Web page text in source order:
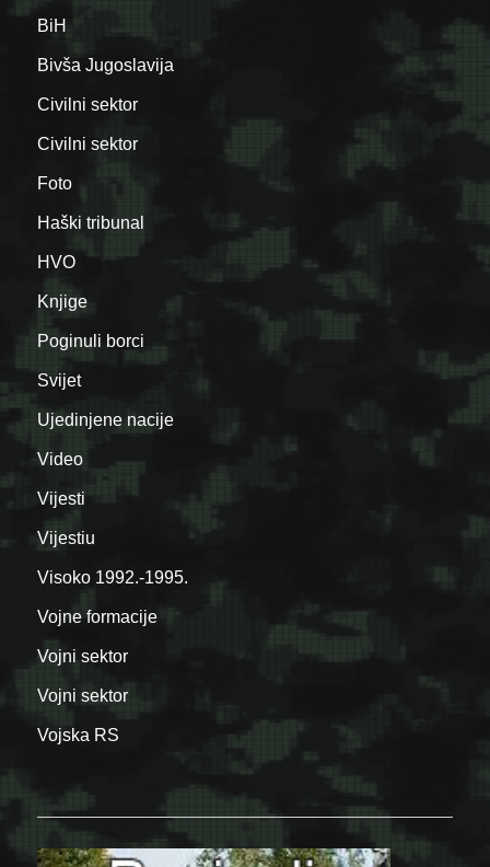
BiH
Bivša Jugoslavija
Civilni sektor
Civilni sektor
Foto
Haški tribunal
HVO
Knjige
Poginuli borci
Svijet
Ujedinjene nacije
Video
Vijesti
Vijestiu
Visoko 1992.-1995.
Vojne formacije
Vojni sektor
Vojni sektor
Vojska RS